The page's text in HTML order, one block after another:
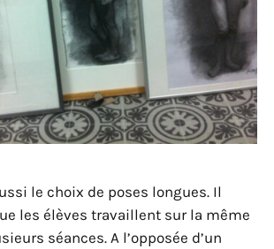
le choix de poses longues. Il
les élèves travaillent sur la même
séances. A l’opposée d’un